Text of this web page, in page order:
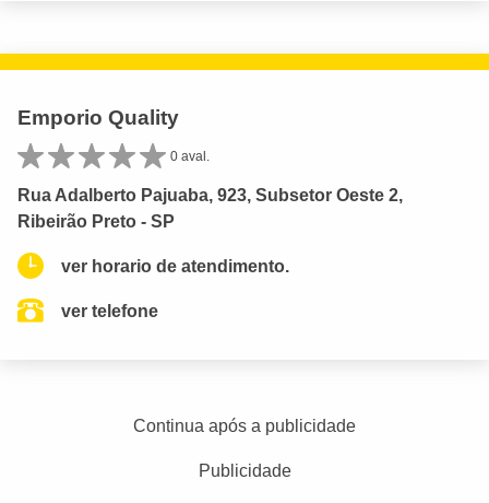
Emporio Quality
0 aval.
Rua Adalberto Pajuaba, 923, Subsetor Oeste 2,
Ribeirão Preto - SP
ver horario de atendimento.
ver telefone
Continua após a publicidade
Publicidade